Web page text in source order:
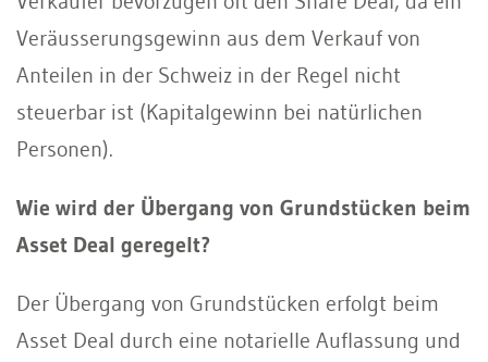
Veräusserungsgewinn aus dem Verkauf von
Anteilen in der Schweiz in der Regel nicht
steuerbar ist (Kapitalgewinn bei natürlichen
Personen).
Wie wird der Übergang von Grundstücken beim
Asset Deal geregelt?
Der Übergang von Grundstücken erfolgt beim
Asset Deal durch eine notarielle Auflassung und